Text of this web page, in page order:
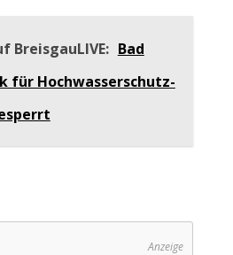
BreisgauLIVE: Bad
für Hochwasserschutz-
Anzeige